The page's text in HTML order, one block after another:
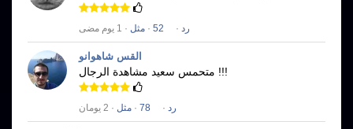
رد ·
52
· مثل · 1 يوم مضى
القس شاهوانو
متحمس سعيد مشاهدة الرجال !!!
رد ·
78
· مثل · 2 يومان